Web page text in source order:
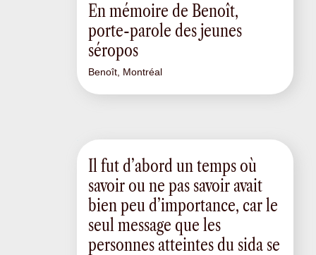
En mémoire de Benoît,
porte-parole des jeunes
séropos
Benoît, Montréal
Il fut d’abord un temps où
savoir ou ne pas savoir avait
bien peu d’importance, car le
seul message que les
personnes atteintes du sida se